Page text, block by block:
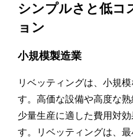
シンプルさと低コ
ョン
小規模製造業
リベッティングは、小規
す。高価な設備や高度な熟
少量生産に適した費用対
す。リベッティングは、